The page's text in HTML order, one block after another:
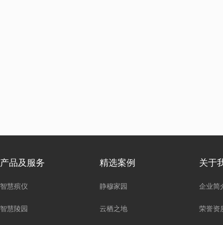
产品及服务
智慧殡仪
智慧陵园
精选案例
静穆家园
云栖之地
关于
企业简
荣誉资